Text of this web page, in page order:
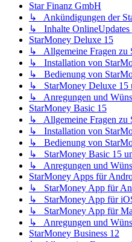
Star Finanz GmbH
↳ Ankündigungen der
↳ Inhalte OnlineUpdates
StarMoney Deluxe 15
↳ Allgemeine Fragen zu
↳ Installation von
↳ Bedienung von
↳ StarMoney Deluxe 15
↳ Anregungen und
StarMoney Basic 15
↳ Allgemeine Fragen zu
↳ Installation von
↳ Bedienung von
↳ StarMoney Basic 15
↳ Anregungen und
StarMoney Apps für
↳ StarMoney App für
↳ StarMoney App für
↳ StarMoney App für
↳ Anregungen und
StarMoney Business 12